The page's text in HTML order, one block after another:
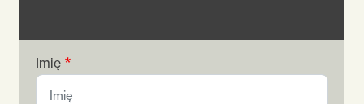
Imię